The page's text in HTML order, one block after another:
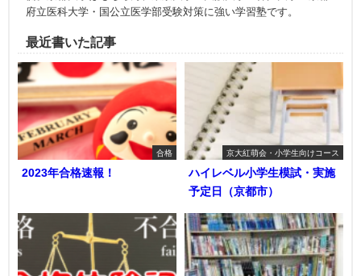
府立医科大学・国公立医学部受験対策に強い学習塾です。
最近書いた記事
合格
2023年合格速報！
京大紅萌会・小学生向けコース
ハイレベル小学生模試・実施
予定日（京都市）